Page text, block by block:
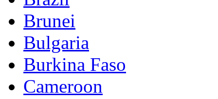
Brunei
Bulgaria
Burkina Faso
Cameroon